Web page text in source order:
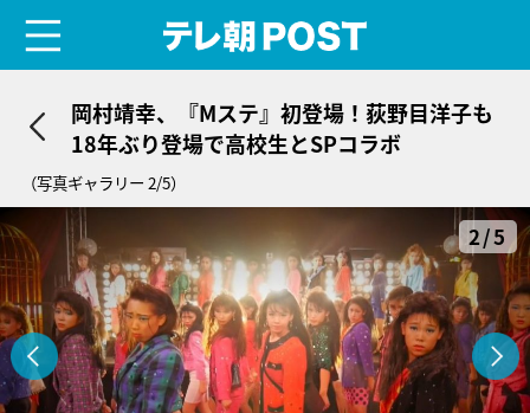
岡村靖幸、『Mステ』初登場！荻野目洋子も
18年ぶり登場で高校生とSPコラボ
（写真ギャラリー 2/5）
2/5